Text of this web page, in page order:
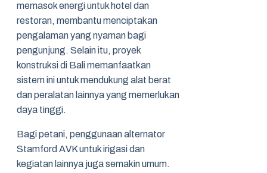
memasok energi untuk hotel dan
restoran, membantu menciptakan
pengalaman yang nyaman bagi
pengunjung. Selain itu, proyek
konstruksi di Bali memanfaatkan
sistem ini untuk mendukung alat berat
dan peralatan lainnya yang memerlukan
daya tinggi.
Bagi petani, penggunaan alternator
Stamford AVK untuk irigasi dan
kegiatan lainnya juga semakin umum.